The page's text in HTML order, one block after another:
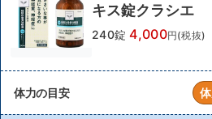
キス錠クラシエ
240錠 4,000円(税抜)
体力の目安